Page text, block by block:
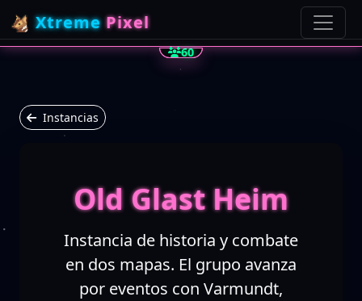
XtremePixel
60
Instancias
Old Glast Heim
Instancia de historia y combate
en dos mapas. El grupo avanza
por eventos con Varmundt,